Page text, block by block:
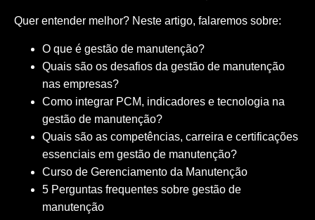
Quer entender melhor? Neste artigo, falaremos sobre:
O que é gestão de manutenção?
Quais são os desafios da gestão de manutenção
nas empresas?
Como integrar PCM, indicadores e tecnologia na
gestão de manutenção?
Quais são as competências, carreira e certificações
essenciais em gestão de manutenção?
Curso de Gerenciamento da Manutenção
5 Perguntas frequentes sobre gestão de
manutenção